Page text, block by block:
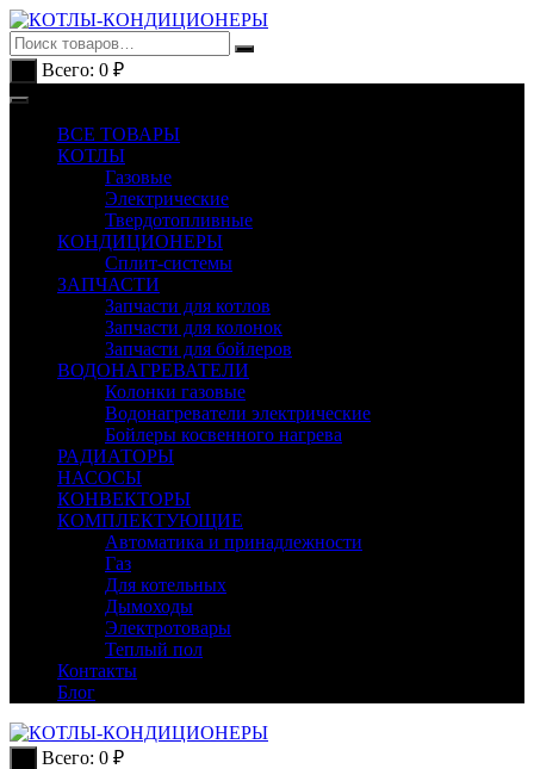
Перейти
к
содержимому
Всего: 0 ₽
ВСЕ ТОВАРЫ
КОТЛЫ
Газовые
Электрические
Твердотопливные
КОНДИЦИОНЕРЫ
Сплит-системы
ЗАПЧАСТИ
Запчасти для котлов
Запчасти для колонок
Запчасти для бойлеров
ВОДОНАГРЕВАТЕЛИ
Колонки газовые
Водонагреватели электрические
Бойлеры косвенного нагрева
РАДИАТОРЫ
НАСОСЫ
КОНВЕКТОРЫ
КОМПЛЕКТУЮЩИЕ
Автоматика и принадлежности
Газ
Для котельных
Дымоходы
Электротовары
Теплый пол
Контакты
Блог
Всего: 0 ₽